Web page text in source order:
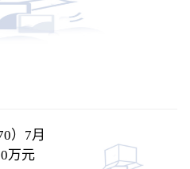
）7月
万元